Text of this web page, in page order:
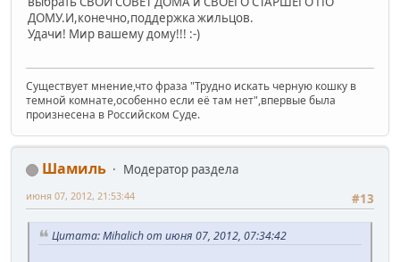
ДОМУ.И,конечно,поддержка жильцов.
Удачи! Мир вашему дому!!! :-)
Существует мнение,что фраза "Трудно искать черную кошку в
темной комнате,особенно если её там нет",впервые была
произнесена в Российском Суде.
Шамиль
Модератор раздела
#13
июня 07, 2012, 21:53:44
Цитата: Mihalich от июня 07, 2012, 07:34:42